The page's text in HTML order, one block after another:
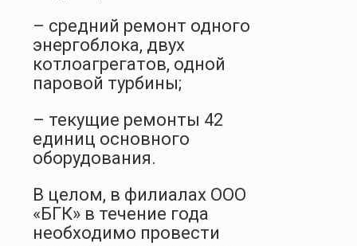
– средний ремонт одного
энергоблока, двух
котлоагрегатов, одной
паровой турбины;
– текущие ремонты 42
единиц основного
оборудования.
В целом, в филиалах ООО
«БГК» в течение года
необходимо провести